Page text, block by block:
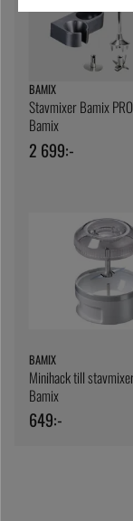
BAMIX
Stavmixer Bamix
Bamix
2 699:-
BAMIX
Minihack till
Bamix
649:-